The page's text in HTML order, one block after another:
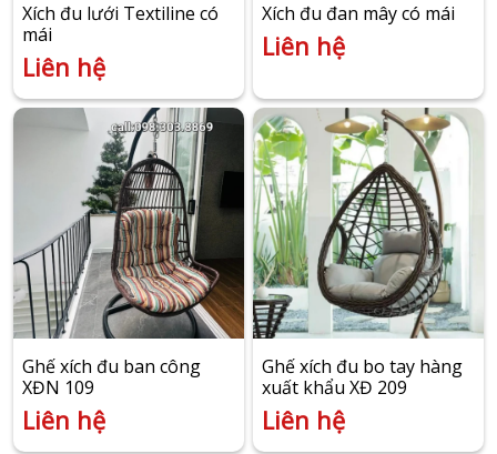
Xích đu lưới Textiline có
mái
Liên hệ
Xích đu đan mây có mái
Liên hệ
Ghế xích đu ban công
XĐN 109
Liên hệ
Ghế xích đu bo tay hàng
xuất khẩu XĐ 209
Liên hệ